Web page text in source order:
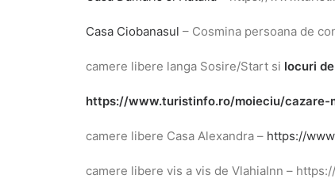
Casa Ciobanasul – Cosmina persoana de
camere libere langa Sosire/Start si locuri
https://www.turistinfo.ro/moieciu/cazare-
camere libere Casa Alexandra – https://
camere libere vis a vis de VlahiaInn –